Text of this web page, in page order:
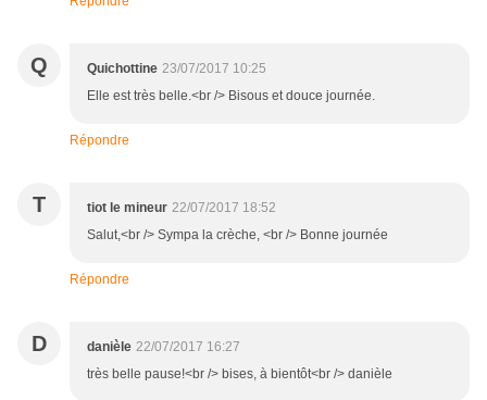
Q Quichottine 23/07/2017 10:25
Elle est très belle.<br /> Bisous et douce journée.
Répondre
T tiot le mineur 22/07/2017 18:52
Salut,<br /> Sympa la crèche, <br /> Bonne journée
Répondre
D danièle 22/07/2017 16:27
très belle pause!<br /> bises, à bientôt<br /> danièle